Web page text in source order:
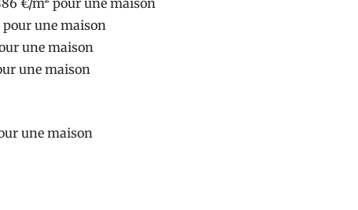
€/m² pour une maison
pour une maison
une maison
une maison
une maison